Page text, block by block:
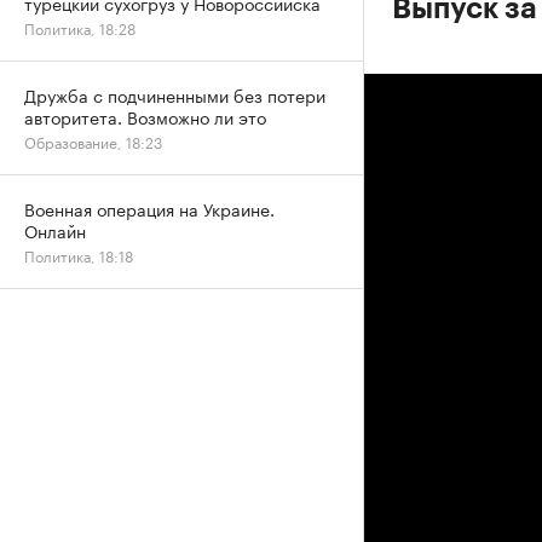
Выпуск
Политика, 18:28
Дружба с подчиненными без потери
авторитета. Возможно ли это
Образование, 18:23
Военная операция на Украине.
Онлайн
Политика, 18:18